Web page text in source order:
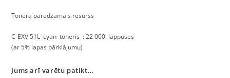
Tonera paredzamais resurss
C-EXV 51L cyan toneris : 22 000 lappuses
(ar 5% lapas pārklājumu)
Jums arī varētu patikt…